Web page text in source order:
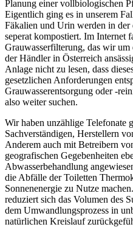
Planung einer vollbiologischen
Eigentlich ging es in unserem
Fäkalien und Urin werden in
seperat kompostiert. Im Internet
Grauwasserfilterung, das wir
der Händler in Österreich
Anlage nicht zu lesen, dass
gesetzlichen Anforderungen
Grauwasserentsorgung oder -
also weiter suchen.
Wir haben unzählige Telefonate
Sachverständigen, Herstellern
Anderem auch mit Betreibern
geografischen Gegebenheiten
Abwasserbehandlung
die Abfälle der Toiletten
Sonnenenergie zu Nutze
reduziert sich das Volumen des
dem Umwandlungsprozess in
natürlichen Kreislauf